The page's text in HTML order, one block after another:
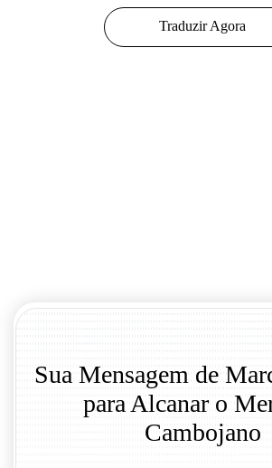
Traduzir Agora
Sua Mensagem de
para Alcanar o
Cambojano